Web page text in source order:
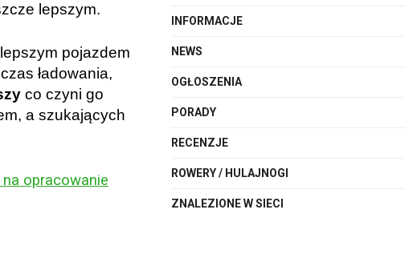
lepszym.
pojazdem
ładowania,
co czyni go
a szukających
opracowanie
INFORMACJE
NEWS
OGŁOSZENIA
PORADY
RECENZJE
ROWERY / HULAJNOGI
ZNALEZIONE W SIECI